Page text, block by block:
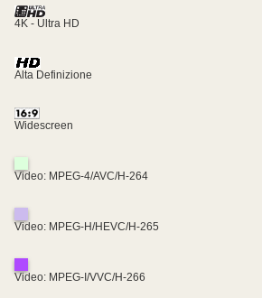
4K - Ultra HD
Alta Definizione
Widescreen
Video: MPEG-4/AVC/H-264
Video: MPEG-H/HEVC/H-265
Video: MPEG-I/VVC/H-266